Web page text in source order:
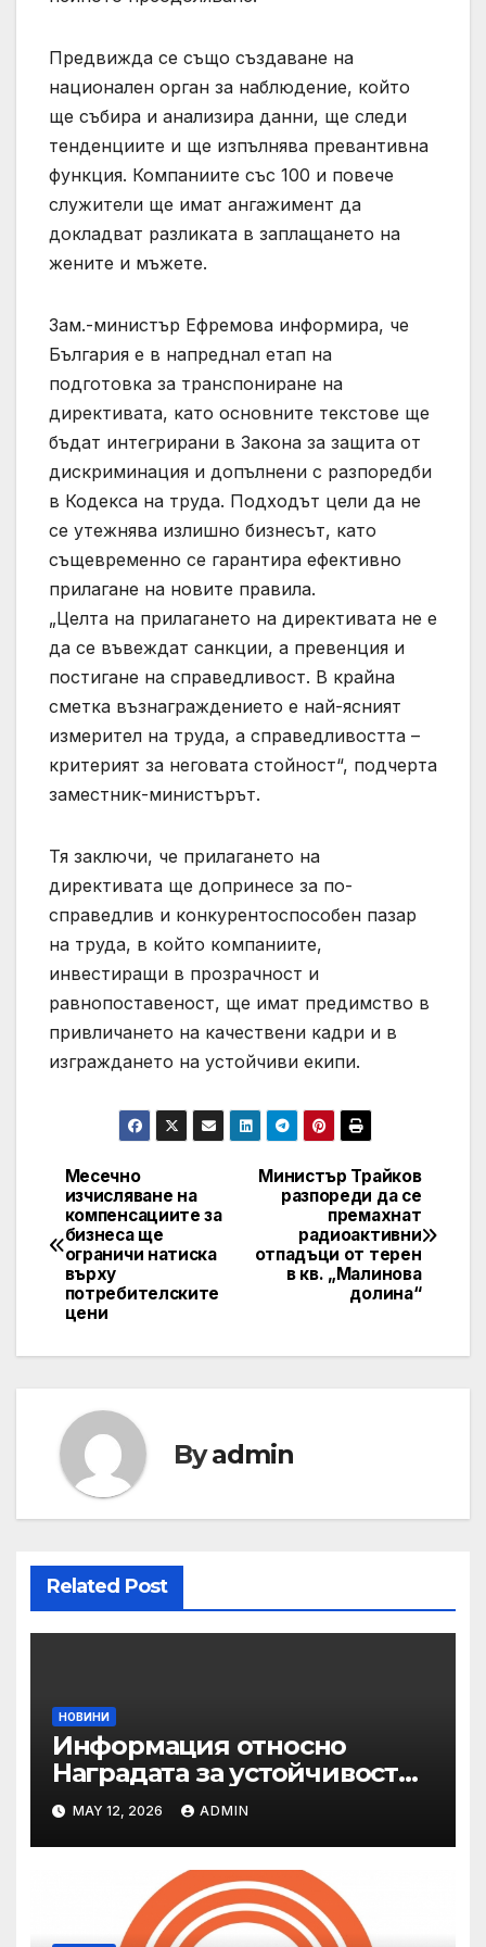
Предвижда се също създаване на
национален орган за наблюдение, който
ще събира и анализира данни, ще следи
тенденциите и ще изпълнява превантивна
функция. Компаниите със 100 и повече
служители ще имат ангажимент да
докладват разликата в заплащането на
жените и мъжете.
Зам.-министър Ефремова информира, че
България е в напреднал етап на
подготовка за транспониране на
директивата, като основните текстове ще
бъдат интегрирани в Закона за защита от
дискриминация и допълнени с разпоредби
в Кодекса на труда. Подходът цели да не
се утежнява излишно бизнесът, като
същевременно се гарантира ефективно
прилагане на новите правила.
„Целта на прилагането на директивата не е
да се въвеждат санкции, а превенция и
постигане на справедливост. В крайна
сметка възнаграждението е най-ясният
измерител на труда, а справедливостта –
критерият за неговата стойност“, подчерта
заместник-министърът.
Тя заключи, че прилагането на
директивата ще допринесе за по-
справедлив и конкурентоспособен пазар
на труда, в който компаниите,
инвестиращи в прозрачност и
равнопоставеност, ще имат предимство в
привличането на качествени кадри и в
изграждането на устойчиви екипи.
Post
navigation
Министър Трайков
разпореди да се
премахнат
радиоактивни
отпадъци от терен
в кв. „Малинова
долина“
Месечно
изчисляване на
компенсациите за
бизнеса ще
ограничи натиска
върху
потребителските
цени
Byadmin
Related Post
НОВИНИ
Информация относно
Наградата за устойчивост
на ОАЕ „Зайед“
MAY 12, 2026 ADMIN